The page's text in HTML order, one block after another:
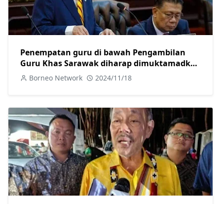
Penempatan guru di bawah Pengambilan
Guru Khas Sarawak diharap dimuktamadkan
sebelum tahun baharu-Sagah
Borneo Network 2024/11/18